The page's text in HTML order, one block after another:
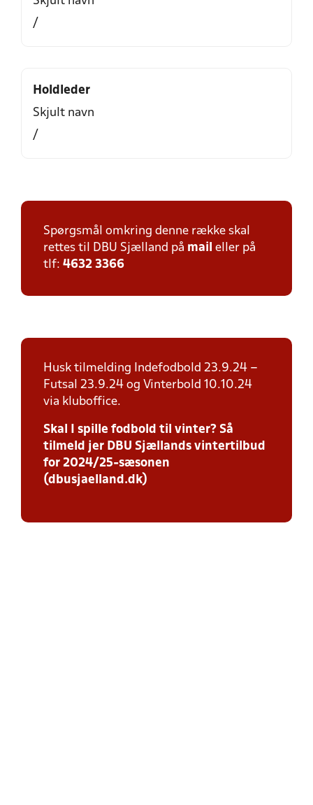
/
Holdleder
Skjult navn
/
Spørgsmål omkring denne række skal
rettes til DBU Sjælland på mail eller på
tlf: 4632 3366
Husk tilmelding Indefodbold 23.9.24 –
Futsal 23.9.24 og Vinterbold 10.10.24
via kluboffice.
Skal I spille fodbold til vinter? Så
tilmeld jer DBU Sjællands vintertilbud
for 2024/25-sæsonen
(dbusjaelland.dk)